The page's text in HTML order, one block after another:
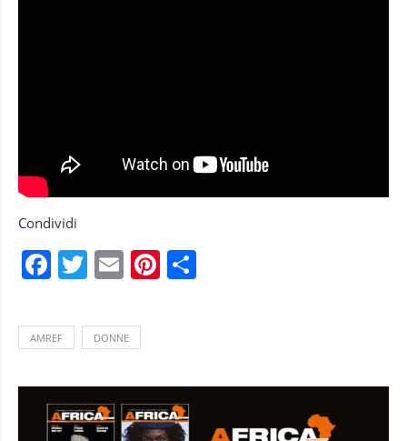
Condividi
Facebook
Twitter
EmailPinterest
AMREF DONNE